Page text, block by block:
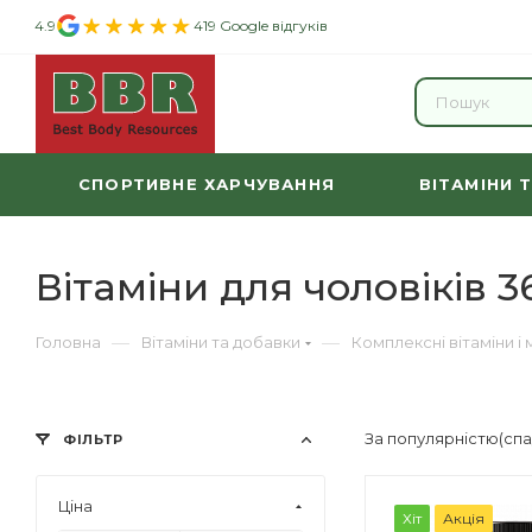
4.9 419 Google відгуків
СПОРТИВНЕ ХАРЧУВАННЯ ВІТАМІНИ
Вітаміни для чоловіків
Головна — Вітаміни та добавки — Комплексні вітаміни і
За
Хіт Акція
ФІЛЬТР
Ціна